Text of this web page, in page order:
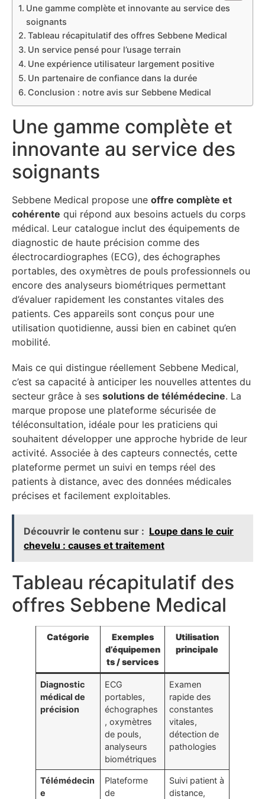
Une gamme complète et innovante au service des
soignants
Tableau récapitulatif des offres Sebbene Medical
Un service pensé pour l’usage terrain
Une expérience utilisateur largement positive
Un partenaire de confiance dans la durée
Conclusion : notre avis sur Sebbene Medical
Une gamme complète et
innovante au service des
soignants
Sebbene Medical propose une offre complète et
cohérente qui répond aux besoins actuels du corps
médical. Leur catalogue inclut des équipements de
diagnostic de haute précision comme des
électrocardiographes (ECG), des échographes
portables, des oxymètres de pouls professionnels ou
encore des analyseurs biométriques permettant
d’évaluer rapidement les constantes vitales des
patients. Ces appareils sont conçus pour une
utilisation quotidienne, aussi bien en cabinet qu’en
mobilité.
Mais ce qui distingue réellement Sebbene Medical,
c’est sa capacité à anticiper les nouvelles attentes du
secteur grâce à ses solutions de télémédecine. La
marque propose une plateforme sécurisée de
téléconsultation, idéale pour les praticiens qui
souhaitent développer une approche hybride de leur
activité. Associée à des capteurs connectés, cette
plateforme permet un suivi en temps réel des
patients à distance, avec des données médicales
précises et facilement exploitables.
Découvrir le contenu sur : Loupe dans le cuir
chevelu : causes et traitement
Tableau récapitulatif des
offres Sebbene Medical
Catégorie
Exemples
d’équipemen
ts / services
Utilisation
principale
Diagnostic
médical de
précision
ECG
portables,
échographes
, oxymètres
de pouls,
analyseurs
biométriques
Examen
rapide des
constantes
vitales,
détection de
pathologies
Télémédecin
e
Plateforme
de
Suivi patient à
distance,